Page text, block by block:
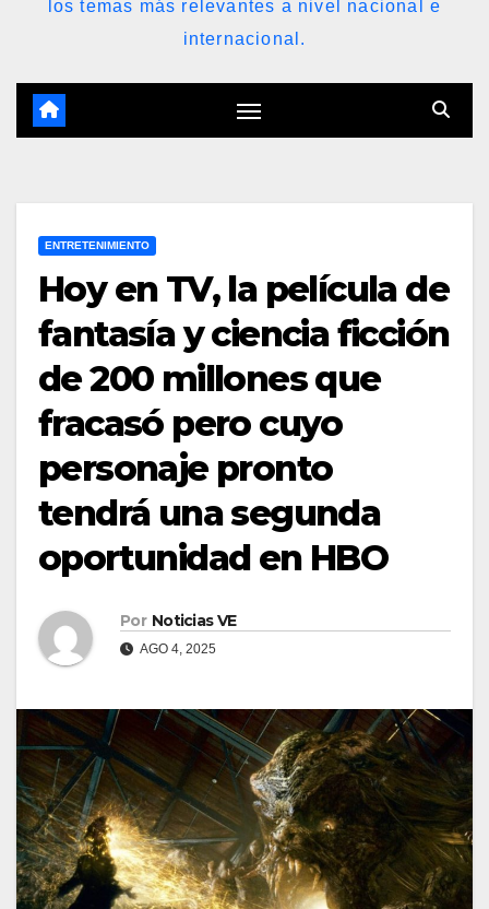
los temas más relevantes a nivel nacional e
internacional.
ENTRETENIMIENTO
Hoy en TV, la película de
fantasía y ciencia ficción
de 200 millones que
fracasó pero cuyo
personaje pronto
tendrá una segunda
oportunidad en HBO
Por Noticias VE
AGO 4, 2025